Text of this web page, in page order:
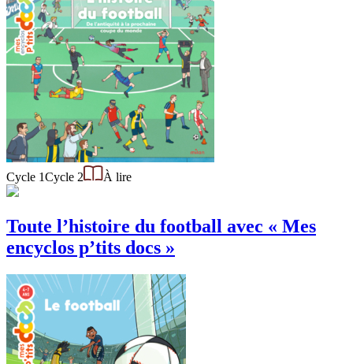
Cycle 1Cycle 2 À lire
Toute l’histoire du football avec « Mes
encyclos p’tits docs »